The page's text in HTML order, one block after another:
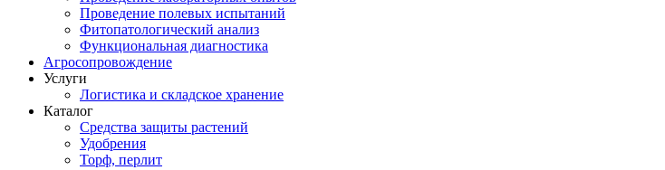
Проведение полевых испытаний
Фитопатологический анализ
Функциональная диагностика
Агросопровождение
Услуги
Логистика и складское хранение
Каталог
Средства защиты растений
Удобрения
Торф, перлит